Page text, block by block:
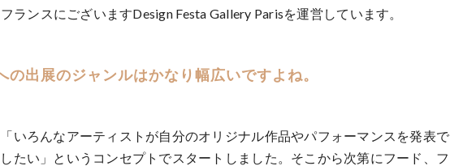
ランスにございますDesign Festa Gallery Parisを運営しています。
出展のジャンルはかなり幅広いですよね。
いろんなアーティストが自分のオリジナル作品やパフォーマンスを発表で
たい」というコンセプトでスタートしました。そこから次第にフード、フ